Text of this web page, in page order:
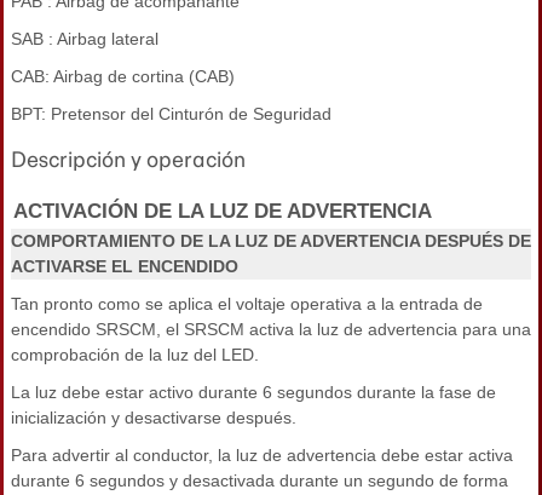
SAB : Airbag lateral
CAB: Airbag de cortina (CAB)
BPT: Pretensor del Cinturón de Seguridad
Descripción y operación
ACTIVACIÓN DE LA LUZ DE ADVERTENCIA
COMPORTAMIENTO DE LA LUZ DE ADVERTENCIA DESPUÉS DE
ACTIVARSE EL ENCENDIDO
Tan pronto como se aplica el voltaje operativa a la entrada de
encendido SRSCM, el SRSCM activa la luz de advertencia para una
comprobación de la luz del LED.
La luz debe estar activo durante 6 segundos durante la fase de
inicialización y desactivarse después.
Para advertir al conductor, la luz de advertencia debe estar activa
durante 6 segundos y desactivada durante un segundo de forma